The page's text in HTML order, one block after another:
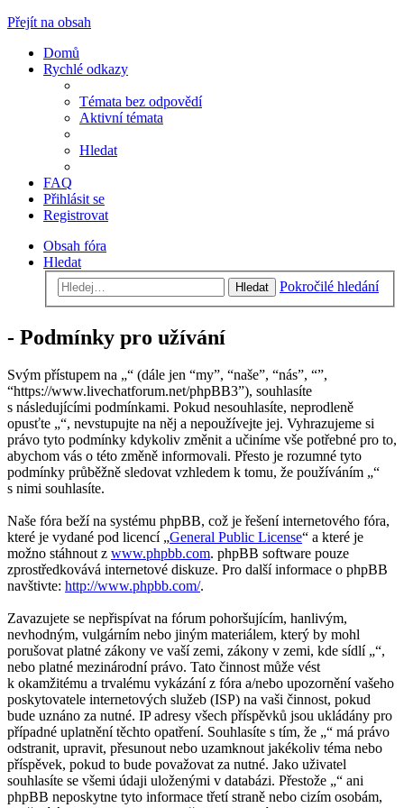
Přejít na obsah
Domů
Rychlé odkazy
Témata bez odpovědí
Aktivní témata
Hledat
FAQ
Přihlásit se
Registrovat
Obsah fóra
Hledat
Hledat Pokročilé hledání
- Podmínky pro užívání
Svým přístupem na „“ (dále jen “my”, “naše”, “nás”, “”,
“https://www.livechatforum.net/phpBB3”), souhlasíte
s následujícími podmínkami. Pokud nesouhlasíte, neprodleně
opusťte „“, nevstupujte na něj a nepoužívejte jej. Vyhrazujeme si
právo tyto podmínky kdykoliv změnit a učiníme vše potřebné pro to,
abychom vás o této změně informovali. Přesto je rozumné tyto
podmínky průběžně sledovat vzhledem k tomu, že používáním „“
s nimi souhlasíte.
Naše fóra beží na systému phpBB, což je řešení internetového fóra,
které je vydané pod licencí „General Public License“ a které je
možno stáhnout z www.phpbb.com. phpBB software pouze
zprostředkovává internetové diskuze. Pro další informace o phpBB
navštivte: http://www.phpbb.com/.
Zavazujete se nepřispívat na fórum pohoršujícím, hanlivým,
nevhodným, vulgárním nebo jiným materiálem, který by mohl
porušovat platné zákony ve vaší zemi, zákony v zemi, kde sídlí „“,
nebo platné mezinárodní právo. Tato činnost může vést
k okamžitému a trvalému vykázání z fóra a/nebo upozornění vašeho
poskytovatele internetových služeb (ISP) na vaši činnost, pokud
bude uznáno za nutné. IP adresy všech příspěvků jsou ukládány pro
případné uplatnění těchto opatření. Souhlasíte s tím, že „“ má právo
odstranit, upravit, přesunout nebo uzamknout jakékoliv téma nebo
příspěvek, pokud to bude považovat za nutné. Jako uživatel
souhlasíte se všemi údaji uloženými v databázi. Přestože „“ ani
phpBB neposkytne tyto informace třetí straně nebo cizím osobám,